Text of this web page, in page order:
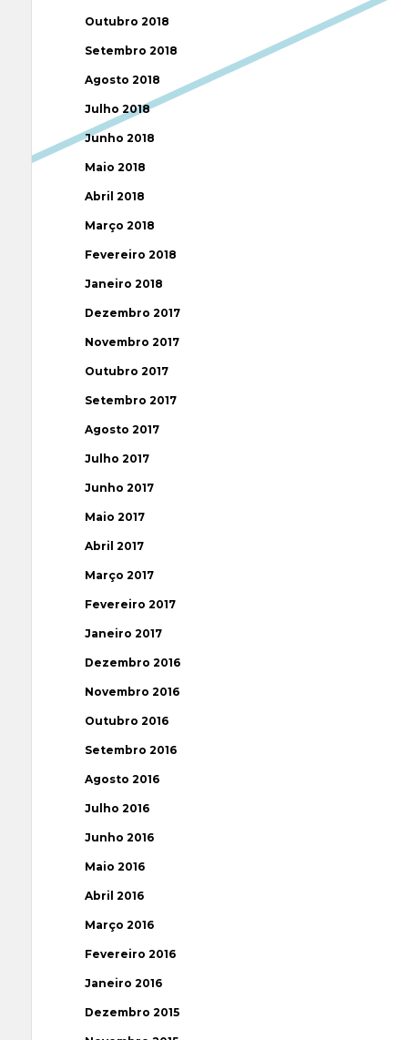
Outubro 2018
Setembro 2018
Agosto 2018
Julho 2018
Junho 2018
Maio 2018
Abril 2018
Março 2018
Fevereiro 2018
Janeiro 2018
Dezembro 2017
Novembro 2017
Outubro 2017
Setembro 2017
Agosto 2017
Julho 2017
Junho 2017
Maio 2017
Abril 2017
Março 2017
Fevereiro 2017
Janeiro 2017
Dezembro 2016
Novembro 2016
Outubro 2016
Setembro 2016
Agosto 2016
Julho 2016
Junho 2016
Maio 2016
Abril 2016
Março 2016
Fevereiro 2016
Janeiro 2016
Dezembro 2015